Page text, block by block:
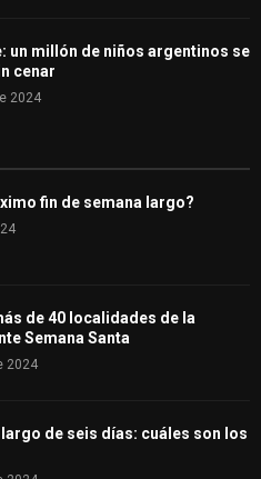
un millón de niños argentinos se
cenar
2024
fin de semana largo?
de 40 localidades de la
Semana Santa
2024
largo de seis días: cuáles son los